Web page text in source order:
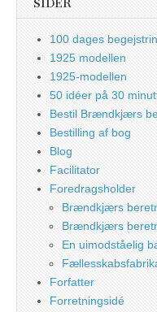
SIDER
100 dages
1925 modellen
1925-modellen
50 idéer på 30
Bestil Brændkjærs
Bestilling af bog
Blog
Facilitator
Foredragsholder
Brændkjærs
Brændkjærs
En uimodståelig
Forfatter
Forretningsidé